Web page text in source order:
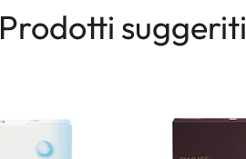
Prodotti suggeriti